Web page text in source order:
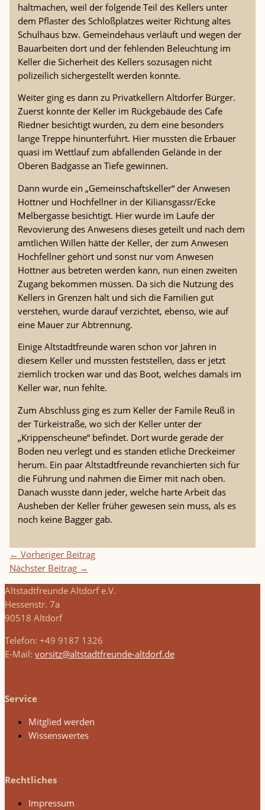
haltmachen, weil der folgende Teil des Kellers unter
dem Pflaster des Schloßplatzes weiter Richtung altes
Schulhaus bzw. Gemeindehaus verläuft und wegen der
Bauarbeiten dort und der fehlenden Beleuchtung im
Keller die Sicherheit des Kellers sozusagen nicht
polizeilich sichergestellt werden konnte.
Weiter ging es dann zu Privatkellern Altdorfer Bürger.
Zuerst konnte der Keller im Rückgebäude des Cafe
Riedner besichtigt wurden, zu dem eine besonders
lange Treppe hinunterführt. Hier mussten die Erbauer
quasi im Wettlauf zum abfallenden Gelände in der
Oberen Badgasse an Tiefe gewinnen.
Dann wurde ein „Gemeinschaftskeller“ der Anwesen
Hottner und Hochfellner in der Kiliansgassr/Ecke
Melbergasse besichtigt. Hier wurde im Laufe der
Revovierung des Anwesens dieses geteilt und nach dem
amtlichen Willen hätte der Keller, der zum Anwesen
Hochfellner gehört und sonst nur vom Anwesen
Hottner aus betreten werden kann, nun einen zweiten
Zugang bekommen müssen. Da sich die Nutzung des
Kellers in Grenzen hält und sich die Familien gut
verstehen, wurde darauf verzichtet, ebenso, wie auf
eine Mauer zur Abtrennung.
Einige Altstadtfreunde waren schon vor Jahren in
diesem Keller und mussten feststellen, dass er jetzt
ziemlich trocken war und das Boot, welches damals im
Keller war, nun fehlte.
Zum Abschluss ging es zum Keller der Famile Reuß in
der Türkeistraße, wo sich der Keller unter der
„Krippenscheune“ befindet. Dort wurde gerade der
Boden neu verlegt und es standen etliche Dreckeimer
herum. Ein paar Altstadtfreunde revanchierten sich für
die Führung und nahmen die Eimer mit nach oben.
Danach wusste dann jeder, welche harte Arbeit das
Ausheben der Keller früher gewesen sein muss, als es
noch keine Bagger gab.
← Vorheriger Beitrag
Nächster Beitrag →
Altstadtfreunde Altdorf e.V.
Hessenstr. 7a
90518 Altdorf
Telefon: +49 9187 1326
E-Mail: vorsitz@altstadtfreunde-altdorf.de
Service
Mitglied werden
Wissenswertes
Rechtliches
Impressum